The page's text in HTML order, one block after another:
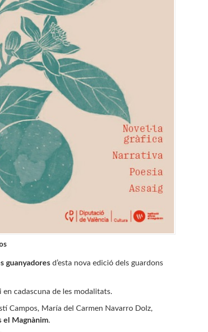
guanyadores d’esta nova edició dels guardons
cadascuna de les modalitats.
Campos, María del Carmen Navarro Dolz,
el Magnànim.